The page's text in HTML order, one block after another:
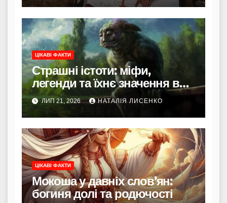
ЦІКАВІ ФАКТИ
Страшні істоти: міфи,
легенди та їхнє значення в
культурі
ЛИП 21, 2026 НАТАЛІЯ ЛИСЕНКО
ЦІКАВІ ФАКТИ
Мокоша у давніх слов’ян:
богиня долі та родючості